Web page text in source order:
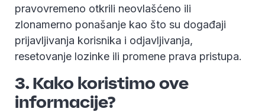
pravovremeno otkrili neovlašćeno ili
zlonamerno ponašanje kao što su događaji
prijavljivanja korisnika i odjavljivanja,
resetovanje lozinke ili promene prava pristupa.
3. Kako koristimo ove
informacije?